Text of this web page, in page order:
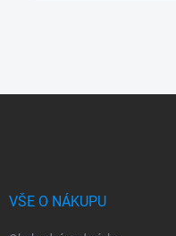
VŠE O NÁKUPU